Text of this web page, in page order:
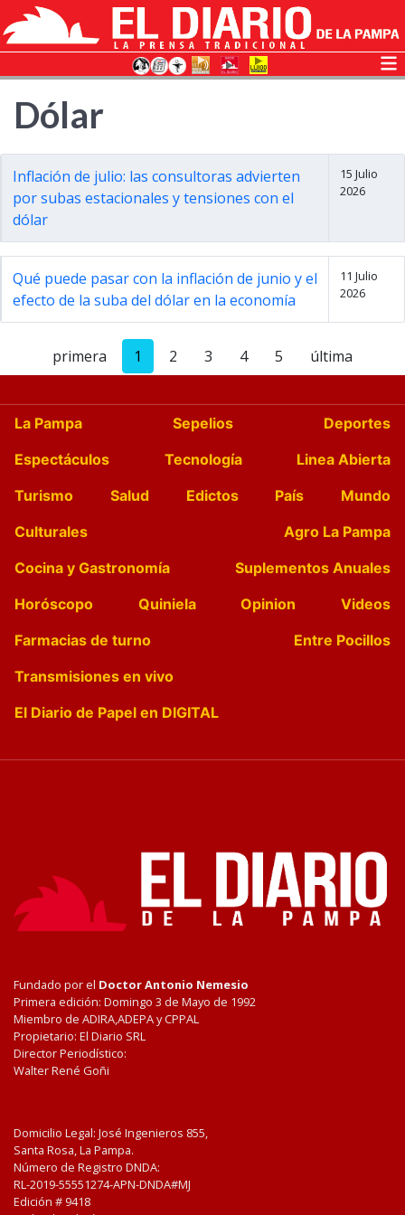
Dólar
Inflación de julio: las consultoras advierten
por subas estacionales y tensiones con el
dólar
15 Julio
2026
Qué puede pasar con la inflación de junio y el
efecto de la suba del dólar en la economía
11 Julio
2026
primera 1 2 3 4 5 última
La Pampa Sepelios
Deportes
Espectáculos
Tecnología
Linea Abierta
Turismo
Salud Edictos País
Mundo
Culturales
Agro La Pampa
Cocina y Gastronomía
Suplementos Anuales
Horóscopo
Quiniela Opinion
Videos
Farmacias de turno
Entre Pocillos
Transmisiones en vivo
El Diario de Papel en DIGITAL
Fundado por el Doctor Antonio Nemesio
Primera edición: Domingo 3 de Mayo de 1992
Miembro de ADIRA,ADEPA y CPPAL
Propietario: El Diario SRL
Director Periodístico:
Walter René Goñi
Domicilio Legal: José Ingenieros 855,
Santa Rosa, La Pampa.
Número de Registro DNDA:
RL-2019-55551274-APN-DNDA#MJ
Edición # 9418